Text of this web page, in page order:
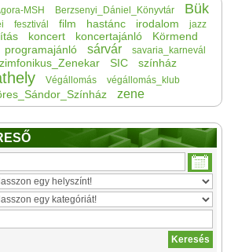
MSH Berzsenyi_Dániel_Könyvtár Bük
fesztivál film hastánc irodalom
jazz
koncert koncertajánló
Körmend
programajánló sárvár savaria_karnevál
SIC színház
Végállomás végállomás_klub
zene